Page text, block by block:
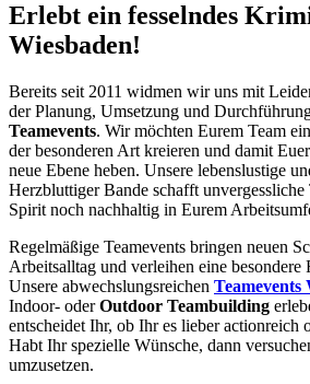
Erlebt ein fesselndes
Wiesbaden!
Bereits seit 2011 widmen wir uns mit
der Planung, Umsetzung und
Teamevents. Wir möchten Eurem Team ein
der besonderen Art kreieren und damit
neue Ebene heben. Unsere lebenslustige
Herzbluttiger Bande schafft unvergessliche
Spirit noch nachhaltig in Eurem
Regelmäßige Teamevents bringen neuen
Arbeitsalltag und verleihen eine
Unsere abwechslungsreichen Teamevents
Indoor- oderOutdoor Teambuilding
entscheidet Ihr, ob Ihr es lieber actionreich
Habt Ihr spezielle Wünsche, dann
umzusetzen.